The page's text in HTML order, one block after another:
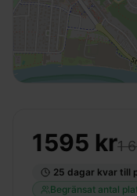
1595 kr1
25 dagar kvar till
Begränsat antal